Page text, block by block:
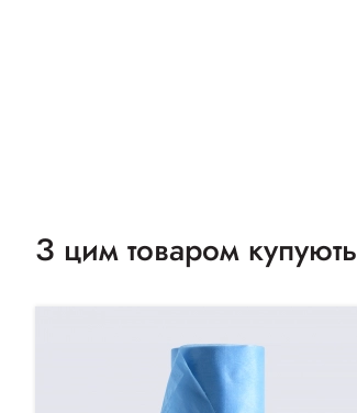
З цим товаром купують